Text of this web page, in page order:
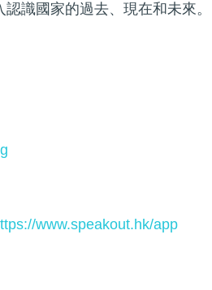
識國家的過去、現在和未來。
www.speakout.hk/app